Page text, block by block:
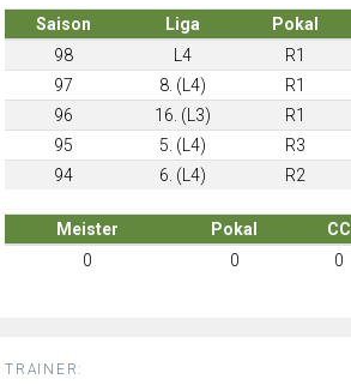
Saison Liga Pokal
98
L4 R1
97
8. (L4) R1
96
16. (L3) R1
95
5. (L4) R3
94
6. (L4) R2
Meister Pokal CC
0
0 0
TRAINER: